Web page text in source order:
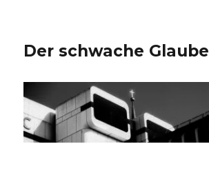
Der schwache Glaube